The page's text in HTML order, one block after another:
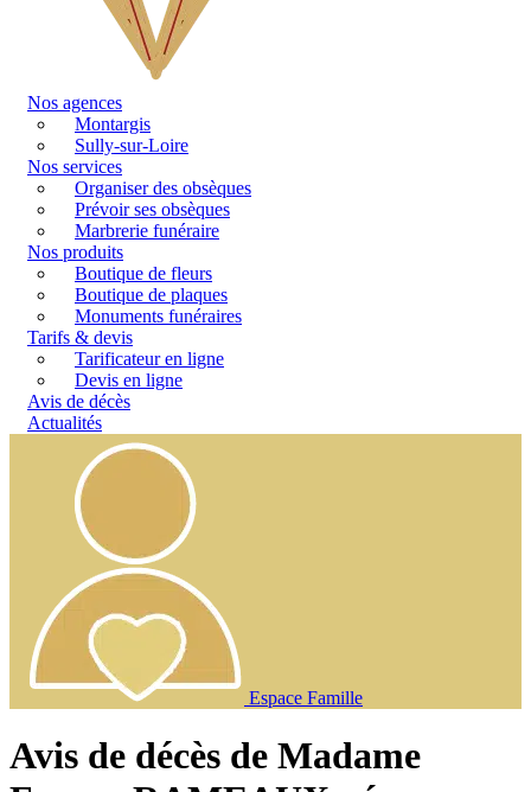
Nos agences
Montargis
Sully-sur-Loire
Nos services
Organiser des obsèques
Prévoir ses obsèques
Marbrerie funéraire
Nos produits
Boutique de fleurs
Boutique de plaques
Monuments funéraires
Tarifs & devis
Tarificateur en ligne
Devis en ligne
Avis de décès
Actualités
Espace Famille
Avis de décès de Madame